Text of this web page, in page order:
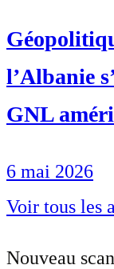
l’Albanie
GNL
6 mai 2026
Voir tous les
Nouveau